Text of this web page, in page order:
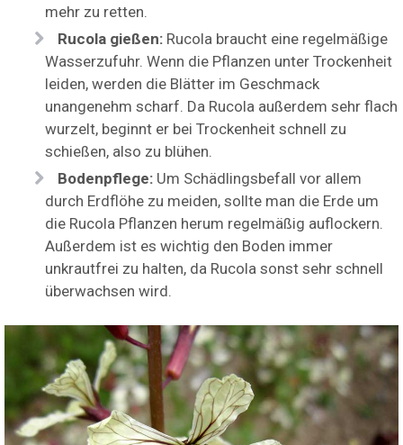
mehr zu retten.
Rucola gießen: Rucola braucht eine regelmäßige
Wasserzufuhr. Wenn die Pflanzen unter Trockenheit
leiden, werden die Blätter im Geschmack
unangenehm scharf. Da Rucola außerdem sehr flach
wurzelt, beginnt er bei Trockenheit schnell zu
schießen, also zu blühen.
Bodenpflege: Um Schädlingsbefall vor allem
durch Erdflöhe zu meiden, sollte man die Erde um
die Rucola Pflanzen herum regelmäßig auflockern.
Außerdem ist es wichtig den Boden immer
unkrautfrei zu halten, da Rucola sonst sehr schnell
überwachsen wird.